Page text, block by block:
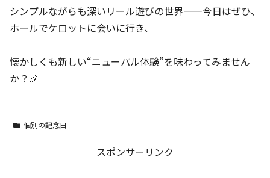
シンプルながらも深いリール遊びの世界——今日はぜひ、
ホールでケロットに会いに行き、
懐かしくも新しい“ニューパル体験”を味わってみません
か？🎉
個別の記念日
スポンサーリンク